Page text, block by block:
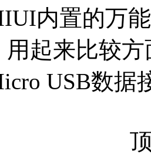
内置的万
起来比较
USB数据